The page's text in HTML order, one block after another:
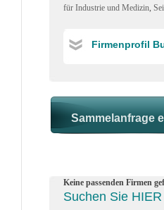
für Industrie und Medizin,
Firmenprofil
Keine passenden Firmen
Suchen Sie